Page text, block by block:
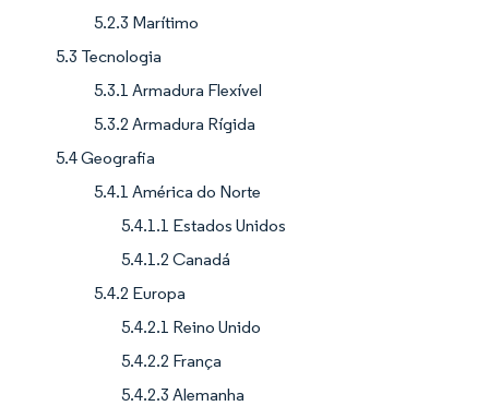
5.2.3 Marítimo
5.3 Tecnologia
5.3.1 Armadura Flexível
5.3.2 Armadura Rígida
5.4 Geografia
5.4.1 América do Norte
5.4.1.1 Estados Unidos
5.4.1.2 Canadá
5.4.2 Europa
5.4.2.1 Reino Unido
5.4.2.2 França
5.4.2.3 Alemanha